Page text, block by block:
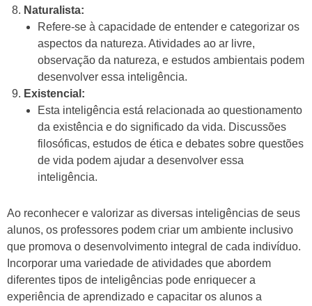
Naturalista:
Refere-se à capacidade de entender e categorizar os
aspectos da natureza. Atividades ao ar livre,
observação da natureza, e estudos ambientais podem
desenvolver essa inteligência.
Existencial:
Esta inteligência está relacionada ao questionamento
da existência e do significado da vida. Discussões
filosóficas, estudos de ética e debates sobre questões
de vida podem ajudar a desenvolver essa
inteligência.
Ao reconhecer e valorizar as diversas inteligências de seus
alunos, os professores podem criar um ambiente inclusivo
que promova o desenvolvimento integral de cada indivíduo.
Incorporar uma variedade de atividades que abordem
diferentes tipos de inteligências pode enriquecer a
experiência de aprendizado e capacitar os alunos a